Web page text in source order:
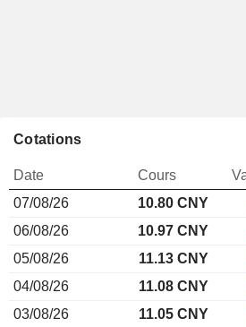
Cotations
Date Cours
07/08/26
10.80 CNY
06/08/26
10.97 CNY
05/08/26
11.13 CNY
04/08/26
11.08 CNY
03/08/26
11.05 CNY